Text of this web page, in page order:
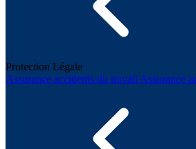
Protection Légale
Assurance accidents du travail Assurance